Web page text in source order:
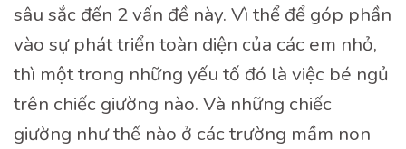
sâu sắc đến 2 vấn đề này. Vì thể để góp phần
vào sự phát triển toàn diện của các em nhỏ,
thì một trong những yếu tố đó là việc bé ngủ
trên chiếc giường nào. Và những chiếc
giường như thế nào ở các trường mầm non